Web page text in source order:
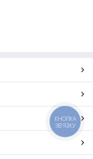
КНОПКА
ЗВ'ЯЗКУ